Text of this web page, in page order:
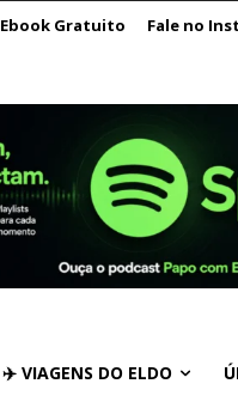
Ebook Gratuito Fale no
✈️ VIAGENS DO ELDO